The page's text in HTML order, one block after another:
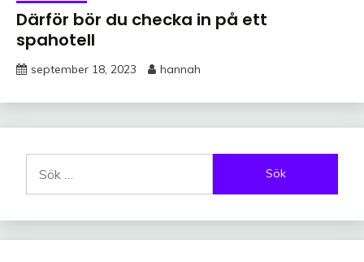
Därför bör du checka in på ett
spahotell
september 18, 2023 hannah
efter: